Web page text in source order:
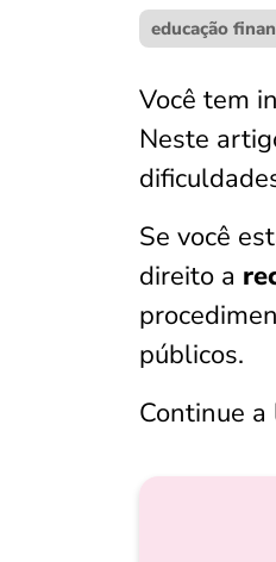
educação
Você tem
Neste
Se você
direito a
públicos.
Continue